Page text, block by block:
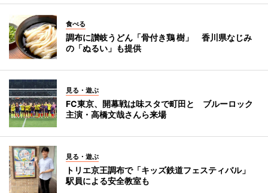
食べる
調布に讃岐うどん「骨付き鶏 樹」 香川県なじみ
の「ぬるい」も提供
見る・遊ぶ
FC東京、開幕戦は味スタで町田と ブルーロック
主演・高橋文哉さんら来場
見る・遊ぶ
トリエ京王調布で「キッズ鉄道フェスティバル」
駅員による安全教室も